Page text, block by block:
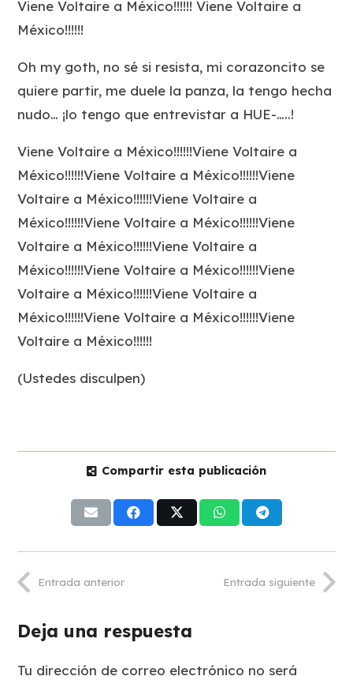
Viene Voltaire a México!!!!!! Viene Voltaire a
México!!!!!!
Oh my goth, no sé si resista, mi corazoncito se
quiere partir, me duele la panza, la tengo hecha
nudo… ¡lo tengo que entrevistar a HUE-…..!
Viene Voltaire a México!!!!!!Viene Voltaire a
México!!!!!!Viene Voltaire a México!!!!!!Viene
Voltaire a México!!!!!!Viene Voltaire a
México!!!!!!Viene Voltaire a México!!!!!!Viene
Voltaire a México!!!!!!Viene Voltaire a
México!!!!!!Viene Voltaire a México!!!!!!Viene
Voltaire a México!!!!!!Viene Voltaire a
México!!!!!!Viene Voltaire a México!!!!!!Viene
Voltaire a México!!!!!!
(Ustedes disculpen)
Compartir esta publicación
Entrada anterior Entrada siguiente
Deja una respuesta
Tu dirección de correo electrónico no será